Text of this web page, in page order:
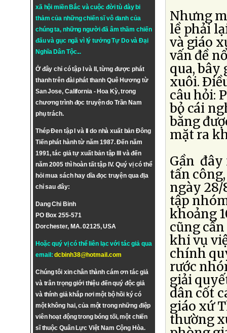
xã hội miền Bắc và cuộc đời tù đày bi
thảm của những chiến sĩ vô danh của
chúng ta, những người đã âm thầm chiến
đấu và gục ngã vì lý tưởngTự DovàĐại
Nghĩa Dân Tộc...
Ở đây chỉ có tập I và II, từng được phát
thanh trên đài phát thanh Quê Hương từ
San Jose, California - Hoa Kỳ, trong
chương trình đọc truyện do Trần Nam
phụ trách.
Thép Đen tập I và II do nhà xuất bản Đông
Tiến phát hành từ năm 1987. Đến năm
1991, tác giả tự xuất bản tập III và đến
năm 2005 thì hoàn tất tập IV. Quý vị có thể
hỏi mua sách hay dĩa đọc truyện qua địa
chỉ sau đây:
Dang Chi Binh
PO Box 255-571
Dorchester, MA. 02125, USA
Hoặc quý vị có thể liên lạc với tác giả qua
email:dcbinh38@hotmail.com
Chúng tôi xin chân thành cám ơn tác giả
và trân trọng giới thiệu đến quý độc giả
và thính giả khắp nơi một bộ hồi ký có
một không hai, của một trong những điệp
viên hoạt động trong bóng tối, một chiến
sĩ thuộc Quân Lực Việt Nam Cộng Hòa.
Nhưng
lề phải
và giáo
vấn đề
qua, bây
xuôi.
câu hỏi:
bỏ cái
bằng
mặt ra
Gần đây
tấn
ngày 28/
tập
khoảng
cũng
khi vụ
chính
rước
giải
dân cốt
giáo xứ
thường